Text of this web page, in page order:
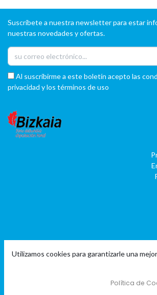
Suscríbete a nuestra newsletter para estar
nuestras novedades y ofertas.
Al suscribirme a este boletín acepto las
privacidad y los términos de uso
- El #1ERP
Utilizamos cookies para garantizarle una
Política de